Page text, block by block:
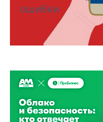
ошибки